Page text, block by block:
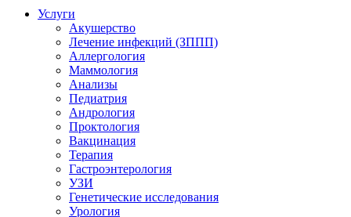
Услуги
Акушерство
Лечение инфекций (ЗППП)
Аллергология
Маммология
Анализы
Педиатрия
Андрология
Проктология
Вакцинация
Терапия
Гастроэнтерология
УЗИ
Генетические исследования
Урология